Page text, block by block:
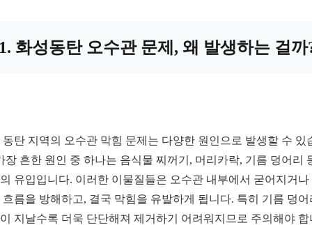
화성동탄 오수관 문제, 왜 발생하는 걸까
동탄 지역의 오수관 막힘 문제는 다양한 원인으로 발생할 수 있
장 흔한 원인 중 하나는 음식물 찌꺼기, 머리카락, 기름 덩어리
유입입니다. 이러한 이물질들은 오수관 내부에서 굳어지거나
흐름을 방해하고, 결국 막힘을 유발하게 됩니다. 특히 기름 덩어
지날수록 더욱 단단해져 제거하기 어려워지므로 주의해야 합